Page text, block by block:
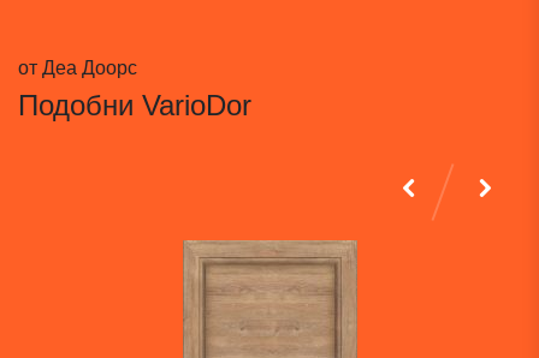
от Деа Доорс
Подобни VarioDor